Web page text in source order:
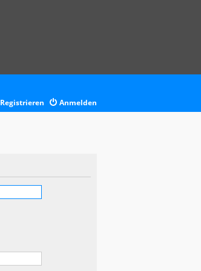
Anmelden
Registrieren